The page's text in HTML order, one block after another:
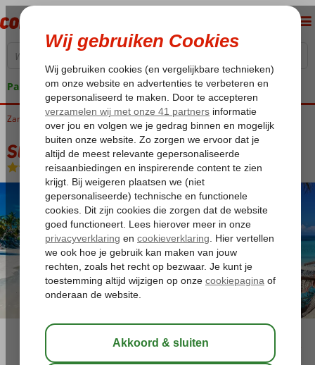
Pakketgarantie
Home
Zanzibar Zanzibar-stad Startpakket Zanzibar
Startpakket Zanzibar
Logies en ontbijt -Hotel